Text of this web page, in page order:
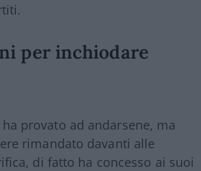
per inchiodare
provato ad andarsene, ma
rimandato davanti alle
di fatto ha concesso ai suoi